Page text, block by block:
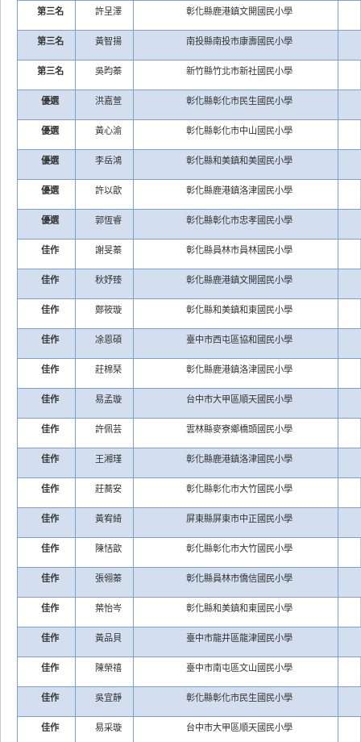
第三名 許呈澤 彰化縣鹿港鎮文開國民小學
第三名 黃智揚 南投縣南投市康壽國民小學
第三名 吳昀蓁 新竹縣竹北市新社國民小學
優選 洪嘉萱 彰化縣彰化市民生國民小學
優選 黃心渝 彰化縣彰化市中山國民小學
優選 李岳鴻 彰化縣和美鎮和美國民小學
優選 許以歆 彰化縣鹿港鎮洛津國民小學
優選 郭恆睿 彰化縣彰化市忠孝國民小學
佳作 謝旻蓁 彰化縣員林市員林國民小學
佳作 秋妤臻 彰化縣鹿港鎮文開國民小學
佳作 鄭筱璇 彰化縣和美鎮和東國民小學
佳作 凃恩碩 臺中市西屯區協和國民小學
佳作 莊棉琹 彰化縣鹿港鎮洛津國民小學
佳作 易孟璇 台中市大甲區順天國民小學
佳作 許佩芸 雲林縣麥寮鄉橋頭國民小學
佳作 王湘瑾 彰化縣鹿港鎮洛津國民小學
佳作 莊蕎安 彰化縣彰化市大竹國民小學
佳作 黃宥綺 屏東縣屏東市中正國民小學
佳作 陳恬歆 彰化縣彰化市大竹國民小學
佳作 張翎蓁 彰化縣員林市僑信國民小學
佳作 葉怡岑 彰化縣和美鎮和東國民小學
佳作 黃品貝 臺中市龍井區龍津國民小學
佳作 陳榮禧 臺中市南屯區文山國民小學
佳作 吳宜靜 彰化縣彰化市民生國民小學
佳作 易采璇 台中市大甲區順天國民小學